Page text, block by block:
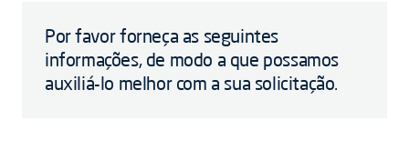
Por favor forneça as seguintes
informações, de modo a que possamos
auxiliá-lo melhor com a sua solicitação.